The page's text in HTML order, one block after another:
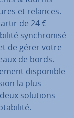
et relances.
de 24 €
syn­chro­nisé
de gérer votre
de bords.
dis­po­nible
la plus
solutions